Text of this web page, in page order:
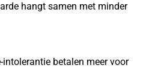
hangt samen met minder
betalen meer voor